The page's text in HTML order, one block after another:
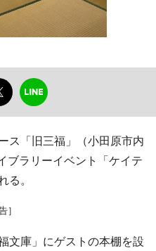
ス「旧三福」（小田原市内
ブラリーイベント「ケイテ
る。
］
文庫」にゲストの本棚を設